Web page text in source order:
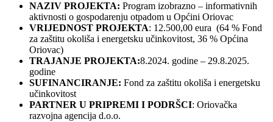
NAZIV PROJEKTA: Program izobrazno – informativnih
aktivnosti o gospodarenju otpadom u Općini Oriovac
VRIJEDNOST PROJEKTA: 12.500,00 eura (64 % Fond
za zaštitu okoliša i energetsku učinkovitost, 36 % Općina
Oriovac)
TRAJANJE PROJEKTA:8.2024. godine – 29.8.2025.
godine
SUFINANCIRANJE: Fond za zaštitu okoliša i energetsku
učinkovitost
PARTNER U PRIPREMI I PODRŠCI: Oriovačka
razvojna agencija d.o.o.